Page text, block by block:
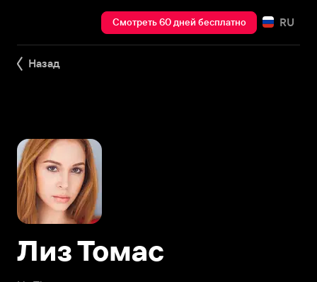
Смотреть 60 дней бесплатно RU
Назад
Лиз Томас